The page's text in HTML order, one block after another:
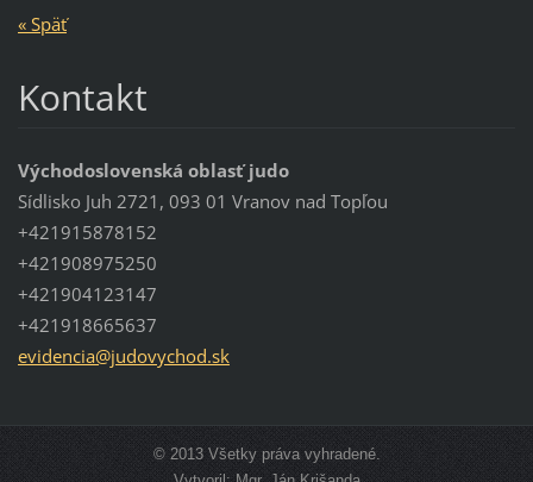
« Späť
Kontakt
Východoslovenská oblasť judo
Sídlisko Juh 2721, 093 01 Vranov nad Topľou
+421915878152
+421908975250
+421904123147
+421918665637
evidencia@judovychod.sk
© 2013 Všetky práva vyhradené.